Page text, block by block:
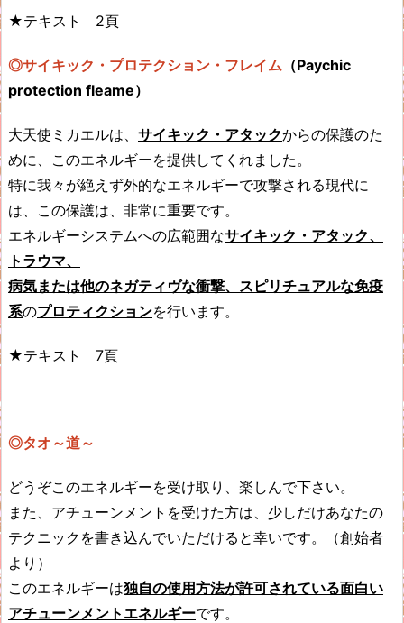
★テキスト 2頁
◎サイキック・プロテクション・フレイム （Paychic
protection fleame）
大天使ミカエルは、 サイキック・アタックからの保護のた
めに、このエネルギーを提供してくれました。
特に我々が絶えず外的なエネルギーで攻撃される現代に
は、この保護は、非常に重要です。
エネルギーシステムへの広範囲なサイキック・アタック、
トラウマ、
病気または他のネガティヴな衝撃、スピリチュアルな免疫
系のプロティクションを行います。
★テキスト 7頁
◎タオ～道～
どうぞこのエネルギーを受け取り、楽しんで下さい。
また、アチューンメントを受けた方は、少しだけあなたの
テクニックを書き込んでいただけると幸いです。（創始者
より）
このエネルギーは独自の使用方法が許可されている面白い
アチューンメントエネルギーです。